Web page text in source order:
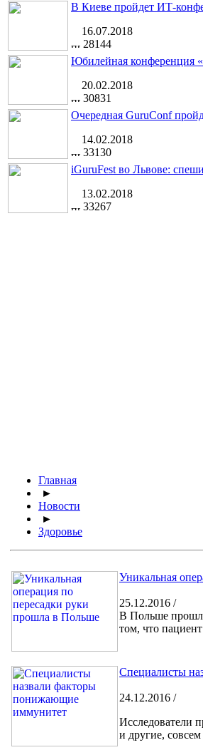
В Киеве пройдет ИТ-
16.07.2018
28144
Юбилейная конференция
20.02.2018
30831
Очередная GuruConf
14.02.2018
33130
iGuruFest во Львове:
13.02.2018
33267
Главная
►
Новости
►
Здоровье
Уникальная
25.12.2016 /
В Польше
том, что
Специалисты
24.12.2016 /
Исследователи
и другие,